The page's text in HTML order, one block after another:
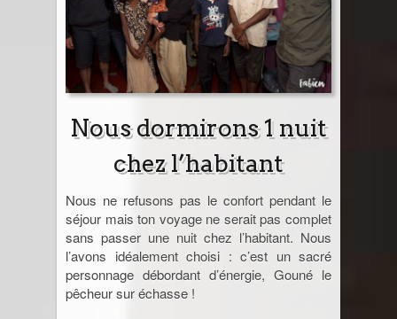
Nous dormirons 1 nuit
chez l’habitant
Nous ne refusons pas le confort pendant le
séjour mais ton voyage ne serait pas complet
sans passer une nuit chez l’habitant. Nous
l’avons idéalement choisi : c’est un sacré
personnage débordant d’énergie, Gouné le
pêcheur sur échasse !